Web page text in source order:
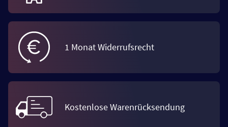
1 Monat Widerrufsrecht
Kostenlose Warenrücksendung